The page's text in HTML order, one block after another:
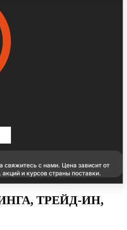
свяжитесь с нами. Цена зависит от
и курсов страны поставки.
ТРЕЙД-ИН,